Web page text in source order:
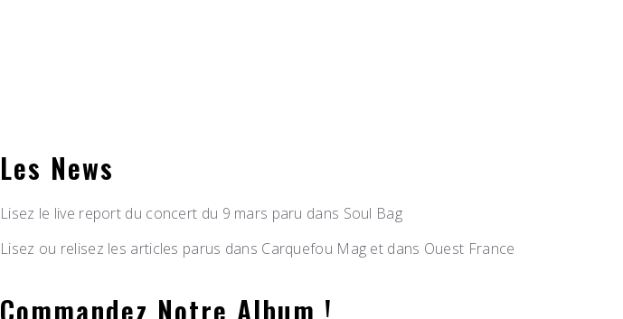
Les News
Lisez le live report du concert du 9 mars paru dans Soul Bag
Lisez ou relisez les articles parus dans Carquefou Mag et dans Ouest France
Commandez Notre Album !